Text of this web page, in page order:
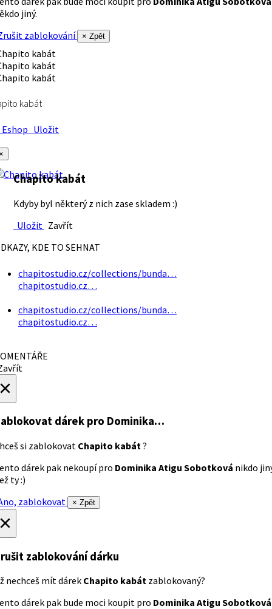
jiný.
zablokování
× Zpět
kabát
Uložit
Chapito kabát
Kdyby byl některý z nich zase skladem :)
Uložit Zavřít
KDE TO SEHNAT
chapitostudio.cz/collections/bunda…
chapitostudio.cz…
chapitostudio.cz/collections/bunda…
chapitostudio.cz…
dárek pro Dominika…
si zablokovat Chapito kabát ?
dárek pak nekoupí pro Dominika Atigu Sobotková nikdo
ty :)
zablokovat
× Zpět
zablokování dárku
nechceš mít dárek Chapito kabát zablokovaný?
dárek pak bude moci koupit pro Dominika Atigu Sobotková